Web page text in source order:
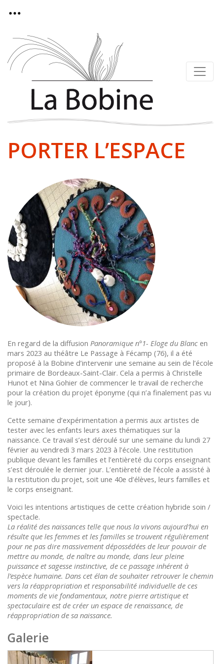
PORTER L’ESPACE
En regard de la diffusion Panoramique n°1- Eloge du Blanc en
mars 2023 au théâtre Le Passage à Fécamp (76), il a été
proposé à la Bobine d’intervenir une semaine au sein de l’école
primaire de Bordeaux-Saint-Clair. Cela a permis à Christelle
Hunot et Nina Gohier de commencer le travail de recherche
pour la création du projet éponyme (qui n’a finalement pas vu
le jour).
Cette semaine d’expérimentation a permis aux artistes de
tester avec les enfants leurs axes thématiques sur la
naissance. Ce travail s’est déroulé sur une semaine du lundi 27
février au vendredi 3 mars 2023 à l’école. Une restitution
publique devant les familles et l’entièreté du corps enseignant
s’est déroulée le dernier jour. L’entièreté de l’école a assisté à
la restitution du projet, soit une 40e d’élèves, leurs familles et
le corps enseignant.
Voici les intentions artistiques de cette création hybride soin /
spectacle.
La réalité des naissances telle que nous la vivons aujourd’hui en
résulte que les femmes et les familles se trouvent régulièrement
pour ne pas dire massivement dépossédées de leur pouvoir de
mettre au monde, de naître au monde, dans leur pleine
puissance et sagesse instinctive, de ce passage inhérent à
l’espèce humaine. Dans cet élan de souhaiter retrouver le chemin
vers la réappropriation et responsabilité individuelle de ces
moments de vie fondamentaux, notre pierre artistique et
spectaculaire est de créer un espace de renaissance, de
réappropriation de sa naissance.
Galerie